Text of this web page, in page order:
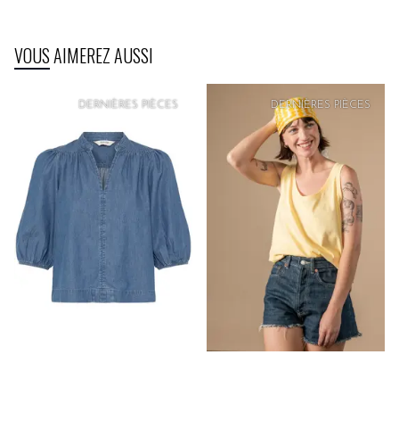
VOUS AIMEREZ AUSSI
DERNIÈRES PIÈCES DERNIÈRES PIÈCES